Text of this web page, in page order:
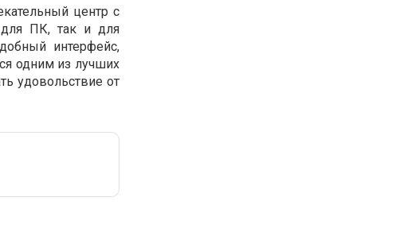
центр с
для ПК, так и для
интерфейс,
одним из лучших
удовольствие от